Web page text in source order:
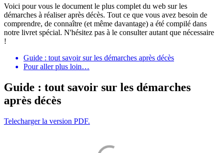
Voici pour vous le document le plus complet du web sur les
démarches à réaliser après décès. Tout ce que vous avez besoin de
comprendre, de connaître (et même davantage) a été compilé dans
notre livret spécial. N'hésitez pas à le consulter autant que nécessaire
!
Guide : tout savoir sur les démarches après décès
Pour aller plus loin…
Guide : tout savoir sur les démarches
après décès
Telecharger la version PDF.